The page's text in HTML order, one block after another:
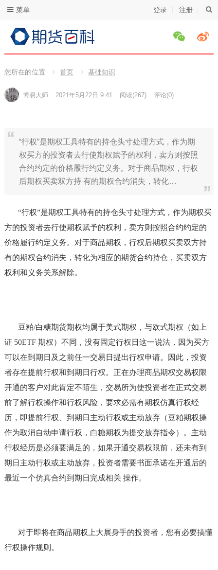
登录 注册
菜单
您所在的位置 首页 基础知识
博易大师 2021年5月22日 9:41 阅读(267) 评论(0)
“行权”是期权工具特有的持仓头寸处理方式，作为期
权买方的投资者去行使期权赋予的权利，卖方则按照
合约约定的价格履行约定义务。对于商品期权，行权
后期权买卖双方持 有的期权合约消失，转化…
“行权”是期权工具特有的持仓头寸处理方式，作为期权买
方的投资者去行使期权赋予的权利，卖方则按照合约约定的
价格履行约定义务。对于商品期权，行权后期权买卖双方持
有的期权合约消失，转化为相应的期货合约持仓，买卖双方
权利和义务关系解除。
豆粕/白糖期货期权均属于美式期权，与欧式期权（如上
证 50ETF 期权）不同，没有固定行权日这一说法，因为买方
可以在到期日及之前任一交易日提出行权申请。因此，投资
者存在提前行权和到期日行权。正在办理商品期权交易权限
开通的客户对此肯定不陌生，交易所为使投资者在正式交易
前了解行权操作和行权风险，要求必需有期权仿真行权经
历，即提前行权、到期日主动行权或主动放弃（豆粕期权操
作为取消自动申请行权，白糖期权为提交放弃指令）。主动
行权经历是必须要满足的，如果开通交易权限前，还未有到
期日主动行权或主动放弃，投资者需要书面承诺在开通后的
最近一个仿真合约到期日完成相关 操作。
对于即将在商品期权上大展身手的投资者，您有必要搞懂
行权操作规则。